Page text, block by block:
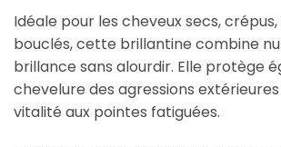
Idéale pour les cheveux secs,
bouclés, cette brillantine combine
brillance sans alourdir. Elle protège
chevelure des agressions
vitalité aux pointes fatiguées.